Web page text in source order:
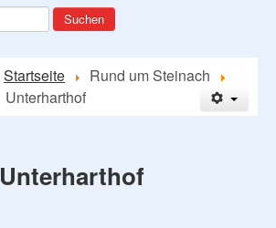
Suchen
Startseite
Rund um Steinach
Unterharthof
Unterharthof